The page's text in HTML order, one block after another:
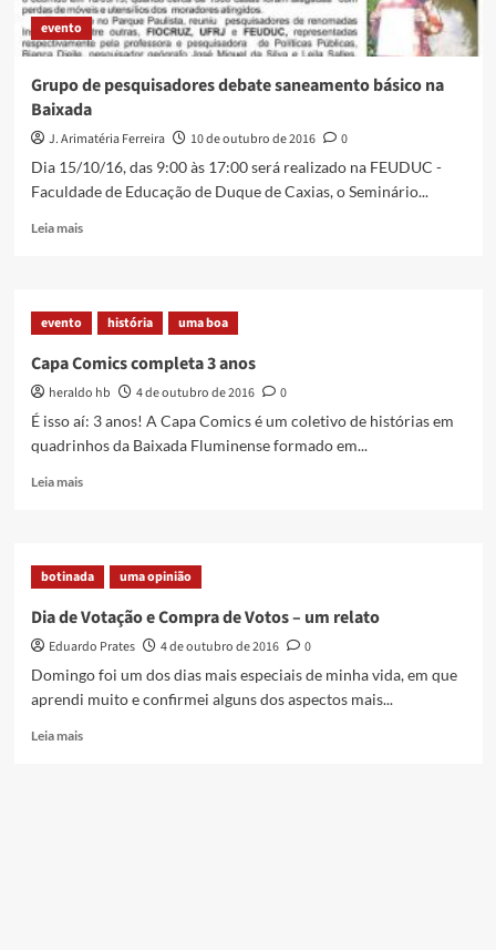
sobre
Patrimônio
evento
Grupo de pesquisadores debate saneamento básico na
Baixada
J. Arimatéria Ferreira 10 de outubro de 2016
0
Dia 15/10/16, das 9:00 às 17:00 será realizado na FEUDUC -
Faculdade de Educação de Duque de Caxias, o Seminário...
Leia maisRead
de
pesquisadores
saneamento
básico
na
evento história uma boa
Capa Comics completa 3 anos
heraldo hb 4 de outubro de 2016
0
É isso aí: 3 anos! A Capa Comics é um coletivo de histórias em
quadrinhos da Baixada Fluminense formado em...
Leia maisRead
Comics
completa
anos
botinada uma opinião
Dia de Votação e Compra de Votos – um relato
Eduardo Prates 4 de outubro de 2016
0
Domingo foi um dos dias mais especiais de minha vida, em que
aprendi muito e confirmei alguns dos aspectos mais...
Leia maisRead